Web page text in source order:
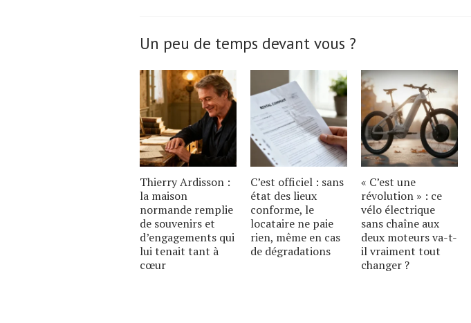
Un peu de temps devant vous ?
Thierry Ardisson :
la maison
normande remplie
de souvenirs et
d’engagements qui
lui tenait tant à
cœur
C’est officiel : sans
état des lieux
conforme, le
locataire ne paie
rien, même en cas
de dégradations
« C’est une
révolution » : ce
vélo électrique
sans chaîne aux
deux moteurs va-t-
il vraiment tout
changer ?